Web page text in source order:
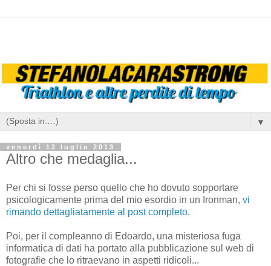
▼
venerdì 12 luglio 2013
Altro che medaglia...
Per chi si fosse perso quello che ho dovuto sopportare
psicologicamente prima del mio esordio in un Ironman, vi
rimando dettagliatamente al post completo.
Poi, per il compleanno di Edoardo, una misteriosa fuga
informatica di dati ha portato alla pubblicazione sul web di
fotografie che lo ritraevano in aspetti ridicoli...